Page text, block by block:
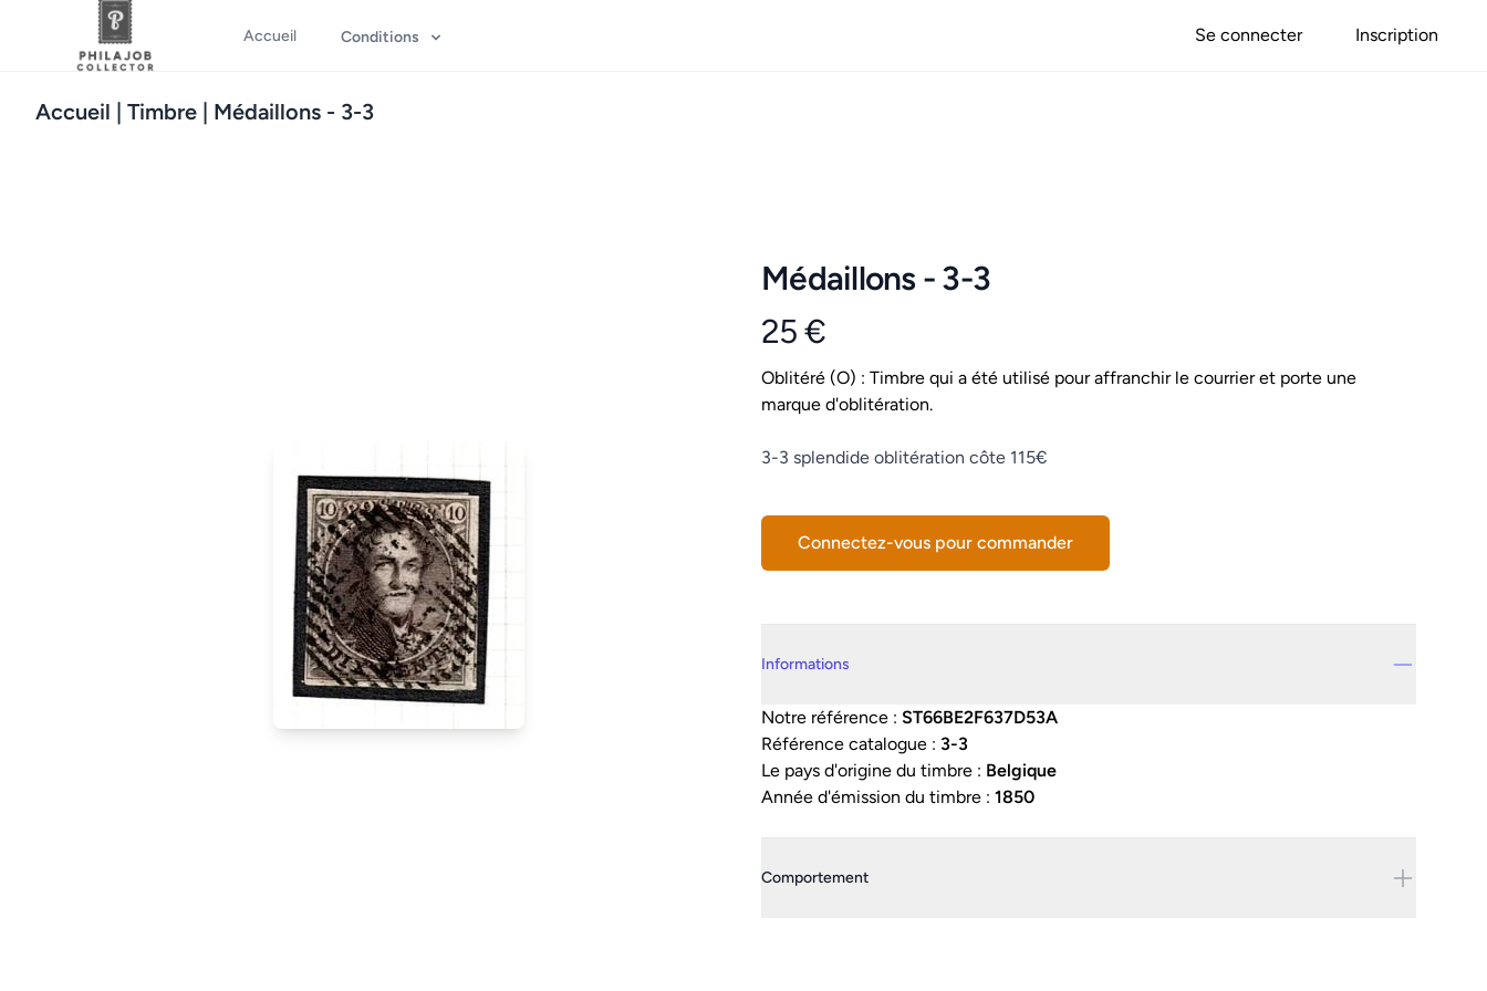
Accueil Conditions Se connecter Inscription
Accueil | Timbre | Médaillons - 3-3
Médaillons - 3-3
Product information
25 €
Conditions
Oblitéré (O) : Timbre qui a été utilisé pour affranchir le courrier et porte une
marque d'oblitération.
Description
3-3 splendide oblitération côte 115€
Connectez-vous pour commander
Informations
Notre référence : ST66BE2F637D53A
Référence catalogue : 3-3
Le pays d'origine du timbre : Belgique
Année d'émission du timbre : 1850
Comportement